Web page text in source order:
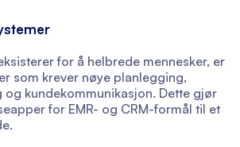
for å helbrede mennesker, er
som krever nøye planlegging,
og kundekommunikasjon. Dette gjør
for EMR- og CRM-formål til et